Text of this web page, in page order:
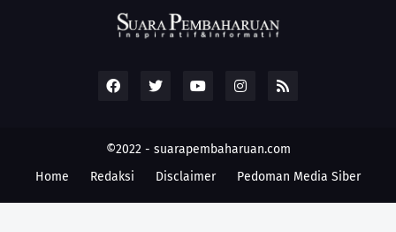
©2022 - suarapembaharuan.com
Home
Redaksi Disclaimer Pedoman Media Siber